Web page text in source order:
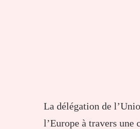
La délégation de l’
l’Europe à travers une